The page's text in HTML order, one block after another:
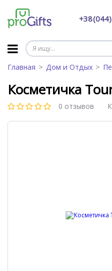
+38
Главная Дом и Отдых
Косметичка
0 отзывов